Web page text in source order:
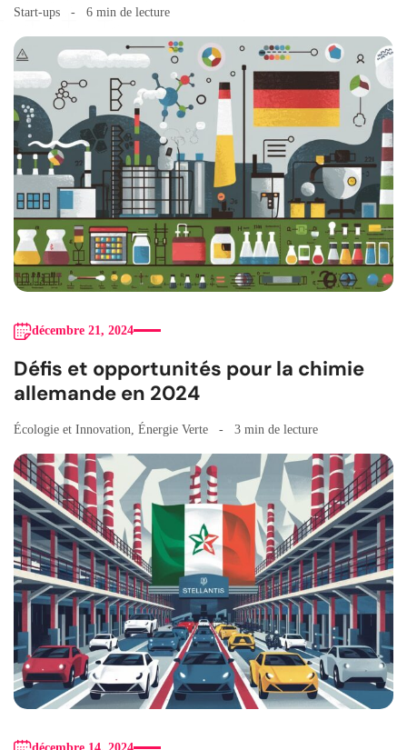
Start-ups 6 min de lecture
décembre 21, 2024
Défis et opportunités pour la chimie
allemande en 2024
Écologie et Innovation Énergie Verte 3 min de lecture